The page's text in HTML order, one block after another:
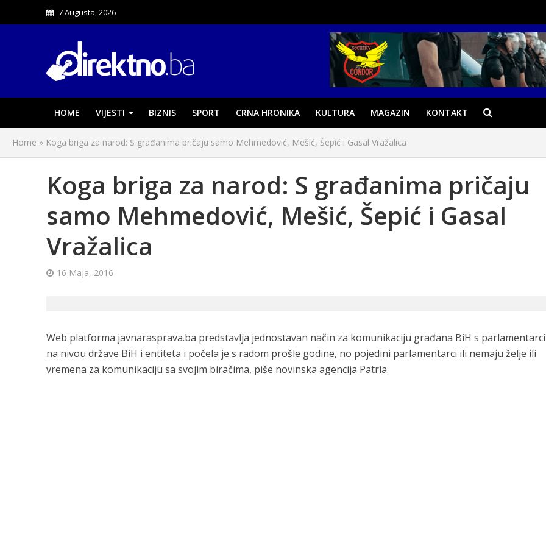
7 Augusta, 2026
HOME VIJESTI BIZNIS SPORT CRNA HRONIKA KULTURA MAGAZIN KONTAKT
Home » Koga briga za narod: S građanima pričaju samo Mehmedović, Mešić, Šepić i Gasal Vražalica
Koga briga za narod: S građanima pričaju
samo Mehmedović, Mešić, Šepić i Gasal
Vražalica
16 Maja, 2016
Web platforma javnarasprava.ba predstavlja jednostavan način za komunikaciju građana BiH s
na nivou države BiH i entiteta i počela je s radom prošle godine, no pojedini parlamentarci ili nemaju želje ili
vremena za komunikaciju sa svojim biračima, piše novinska agencija Patria.